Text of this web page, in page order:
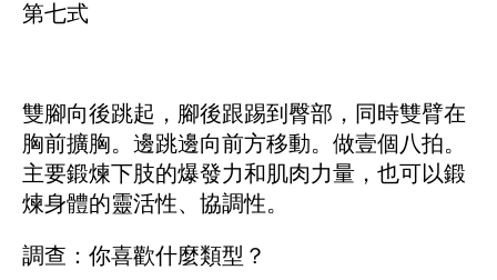
第七式
雙腳向後跳起，腳後跟踢到臀部，同時雙臂在
胸前擴胸。邊跳邊向前方移動。做壹個八拍。
主要鍛煉下肢的爆發力和肌肉力量，也可以鍛
煉身體的靈活性、協調性。
調查：你喜歡什麼類型？